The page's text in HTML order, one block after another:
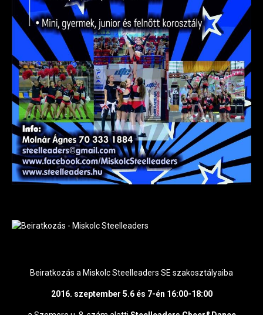
Beiratkozás a Miskolc Steelleaders SE szakosztályaiba
2016. szeptember 5.6 és 7-én 16:00-18:00